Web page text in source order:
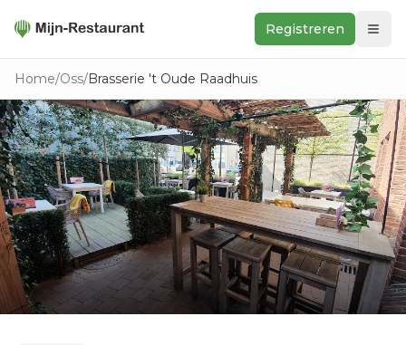
Registreren
Zoeken
In de buurt
Ontdek
Keukens
Foodwall
Reviews
Home/Oss/Brasserie 't Oude Raadhuis